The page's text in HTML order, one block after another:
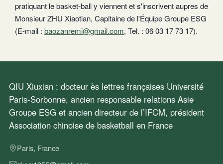
pratiquant le basket-ball y viennent et s'inscrivent aupres de
Monsieur ZHU Xiaotian, Capitaine de l'Équipe Groupe ESG
(E-mail : baozanremi@gmail.com, Tel. : 06 03 17 73 17).
QIU Xiuxian : docteur ès lettres françaises Université
Paris-Sorbonne, ancien responsable relations Asie
Groupe ESG et ancien directeur de l’IFCM, président
Association chinoise de basketball en France
Paris, France